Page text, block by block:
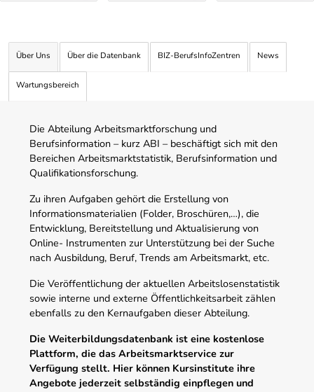
Über Uns Über die Datenbank BIZ-BerufsInfoZentren News
Wartungsbereich
Die Abteilung Arbeitsmarktforschung und
Berufsinformation – kurz ABI – beschäftigt sich mit den
Bereichen Arbeitsmarktstatistik, Berufsinformation und
Qualifikationsforschung.
Zu ihren Aufgaben gehört die Erstellung von
Informationsmaterialien (Folder, Broschüren,…), die
Entwicklung, Bereitstellung und Aktualisierung von
Online- Instrumenten zur Unterstützung bei der Suche
nach Ausbildung, Beruf, Trends am Arbeitsmarkt, etc.
Die Veröffentlichung der aktuellen Arbeitslosenstatistik
sowie interne und externe Öffentlichkeitsarbeit zählen
ebenfalls zu den Kernaufgaben dieser Abteilung.
Die Weiterbildungsdatenbank ist eine kostenlose
Plattform, die das Arbeitsmarktservice zur
Verfügung stellt. Hier können Kursinstitute ihre
Angebote jederzeit selbständig einpflegen und